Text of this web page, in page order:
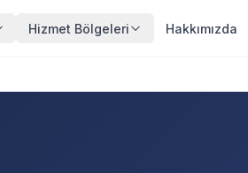
Hizmet Bölgeleri Hakkımızda